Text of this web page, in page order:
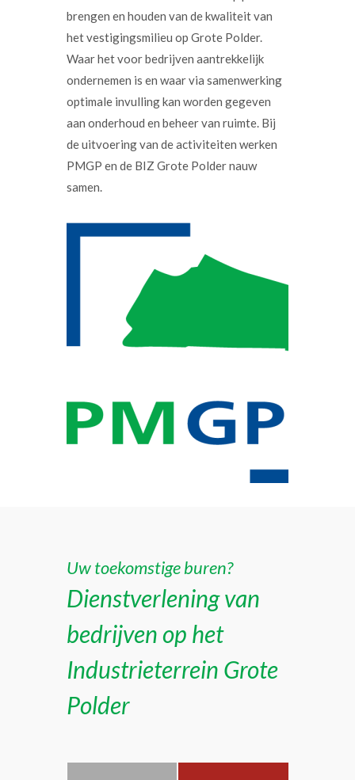
brengen en houden van de kwaliteit van
het vestigingsmilieu op Grote Polder.
Waar het voor bedrijven aantrekkelijk
ondernemen is en waar via samenwerking
optimale invulling kan worden gegeven
aan onderhoud en beheer van ruimte. Bij
de uitvoering van de activiteiten werken
PMGP en de BIZ Grote Polder nauw
samen.
Uw toekomstige buren?
Dienstverlening van
bedrijven op het
Industrieterrein Grote
Polder